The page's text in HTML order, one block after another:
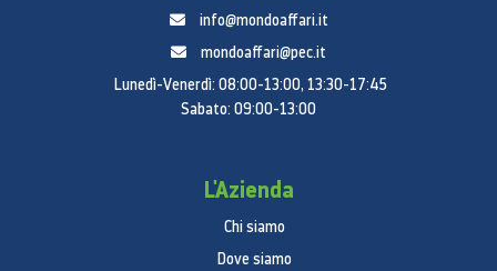
info@mondoaffari.it
mondoaffari@pec.it
Lunedì-Venerdì: 08:00-13:00, 13:30-17:45
Sabato: 09:00-13:00
L'Azienda
Chi siamo
Dove siamo